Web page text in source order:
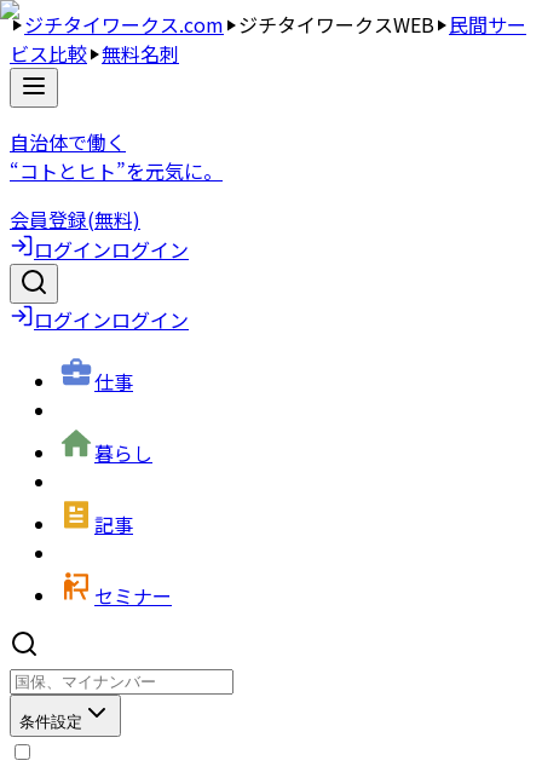
ジチタイワークス.com ジチタイワークスWEB 民間サー
ビス比較 無料名刺
自治体で働く
“コトとヒト”を元気に。
会員登録(無料)
ログインログイン
ログインログイン
仕事
暮らし
記事
セミナー
条件設定